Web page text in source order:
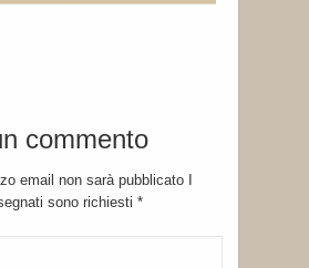
commento
email non sarà pubblicato I
sono richiesti *